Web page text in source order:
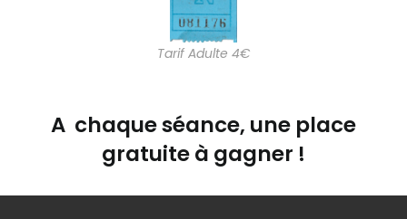
Tarif Adulte 4€
A chaque séance, une place
gratuite à gagner !